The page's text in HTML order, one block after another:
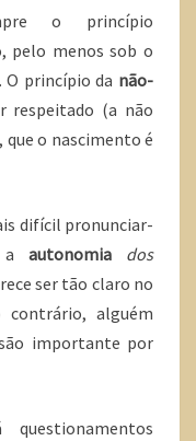
o princípio
pelo menos sob o
O princípio da não-
respeitado (a não
que o nascimento é
difícil pronunciar-
a autonomia
dos
ser tão claro no
contrário, alguém
importante por